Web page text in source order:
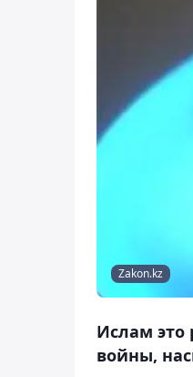
Zakon.kz
Ислам это
войны,